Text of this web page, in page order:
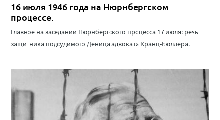
16 июля 1946 года на Нюрнбергском
процессе.
Главное на заседании Нюрнбергского процесса 17 июля: речь
защитника подсудимого Деница адвоката Кранц-Бюллера.